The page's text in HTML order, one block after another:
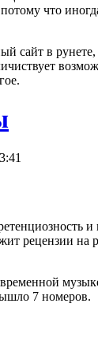
что
сайт в
рецензии
7 номеров.